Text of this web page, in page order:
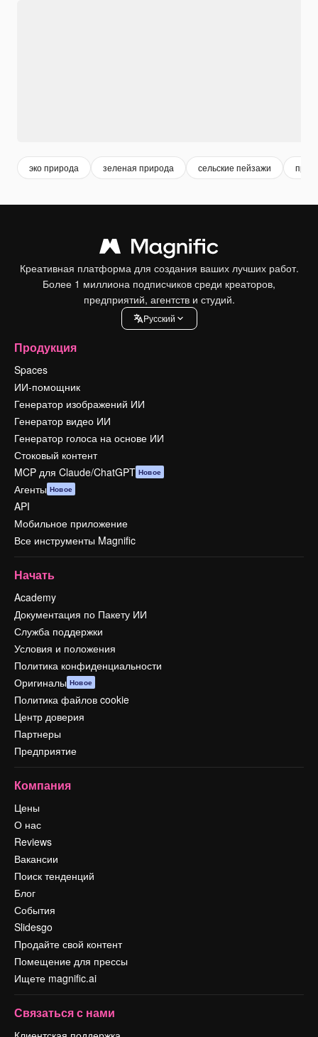
эко природа зеленая природа сельские пейзажи
Креативная платформа для создания ваших лучших работ.
Более 1 миллиона подписчиков среди креаторов,
предприятий, агентств и студий.
Pусский
Продукция
Spaces
ИИ-помощник
Генератор изображений ИИ
Генератор видео ИИ
Генератор голоса на основе ИИ
Стоковый контент
MCP для Claude/ChatGPT Новое
Агенты Новое
API
Мобильное приложение
Все инструменты Magnific
Начать
Academy
Документация по Пакету ИИ
Служба поддержки
Условия и положения
Политика конфиденциальности
Оригиналы Новое
Политика файлов cookie
Центр доверия
Партнеры
Предприятие
Компания
Цены
О нас
Reviews
Вакансии
Поиск тенденций
Блог
События
Slidesgo
Продайте свой контент
Помещение для прессы
Ищете magnific.ai
Связаться с нами